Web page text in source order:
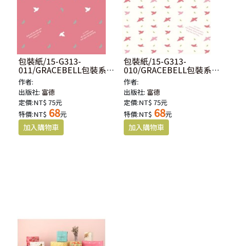
包裝紙/15-G313-
011/GRACEBELL包裝系列
原裝進口包裝紙-和平鴿
(粉)
作者:
出版社: 富德
定價:NT$ 75元
特價:NT$ 68元
包裝紙/15-G313-
010/GRACEBELL包裝系列
原裝進口包裝紙-和平鴿
作者:
出版社: 富德
定價:NT$ 75元
特價:NT$ 68元